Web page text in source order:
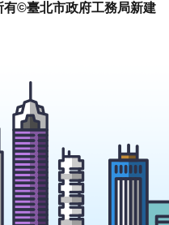
©臺北市政府工務局新建